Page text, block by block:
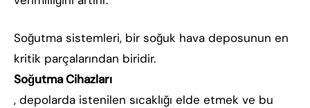
Soğutma sistemleri, bir soğuk hava deposunun en
kritik parçalarından biridir.
Soğutma Cihazları
, depolarda istenilen sıcaklığı elde etmek ve bu